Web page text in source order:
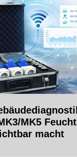
MK5
macht